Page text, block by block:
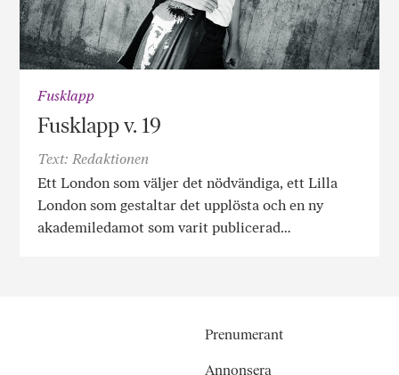
Fusklapp
Fusklapp v. 19
Text: Redaktionen
Ett London som väljer det nödvändiga, ett Lilla
London som gestaltar det upplösta och en ny
akademiledamot som varit publicerad…
Prenumerant
Annonsera